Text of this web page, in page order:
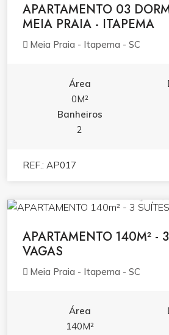
APARTAMENTO 03
MEIA PRAIA - ITAPEMA
Meia Praia - Itapema - SC
Área
0M²
Banheiros
2
REF.: AP017
APARTAMENTO 140M² -
VAGAS
Meia Praia - Itapema - SC
Área
140M²